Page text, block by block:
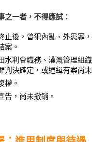
之一者，不得應試：
止後，曾犯內亂、外患罪
案。
水利會職務、灌溉管理組
判決確定，或通緝有案尚未
權。
告，尚未撤銷。